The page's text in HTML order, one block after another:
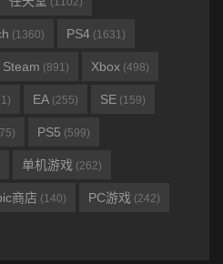
(1360) PS4 (1631)
Steam (891) Xbox (498)
EA (255) SE (159)
PS5 (599)
单机游戏 (262)
商店 (140) PC游戏 (242)